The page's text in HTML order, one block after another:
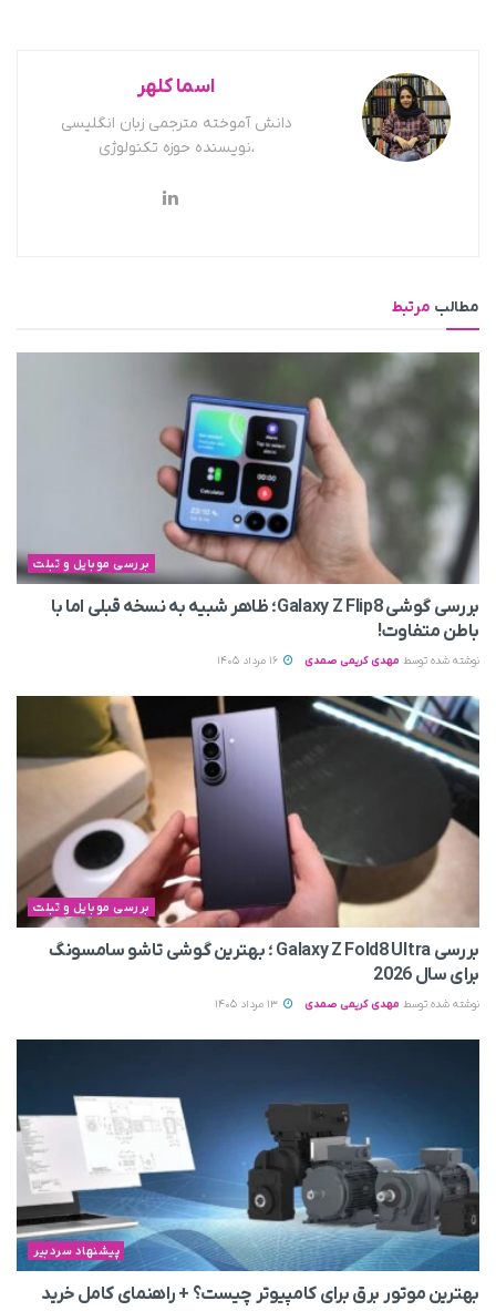
اسما کلهر
دانش آموخته مترجمی زبان انگلیسی
،نویسنده حوزه تکنولوژی
مطالب مرتبط
بررسی موبایل و تبلت
بررسی گوشی Galaxy Z Flip8؛ ظاهر شبیه به نسخه قبلی اما با
باطن متفاوت!
نوشته شده توسط مهدی کریمی صمدی
بررسی موبایل و تبلت
بررسی Galaxy Z Fold8 Ultra ؛ بهترین گوشی تاشو سامسونگ
برای سال 2026
نوشته شده توسط مهدی کریمی صمدی
پیشنهاد سردبیر
بهترین موتور برق برای کامپیوتر چیست؟ + راهنمای کامل خرید